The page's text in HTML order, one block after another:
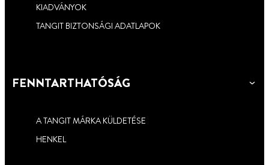
KIADVÁNYOK
TANGIT BIZTONSÁGI ADATLAPOK
FENNTARTHATÓSÁG
A TANGIT MÁRKA KÜLDETÉSE
HENKEL